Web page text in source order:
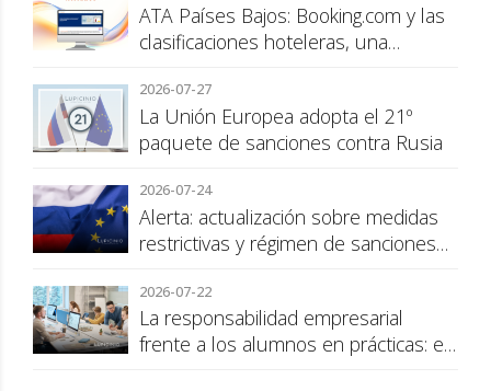
ATA Países Bajos: Booking.com y las
clasificaciones hoteleras, una
consumidor
2026-07-27
La Unión Europea adopta el 21º
paquete de sanciones contra Rusia
2026-07-24
Alerta: actualización sobre medidas
restrictivas y régimen de sanciones
2026-07-22
La responsabilidad empresarial
frente a los alumnos en prácticas: el